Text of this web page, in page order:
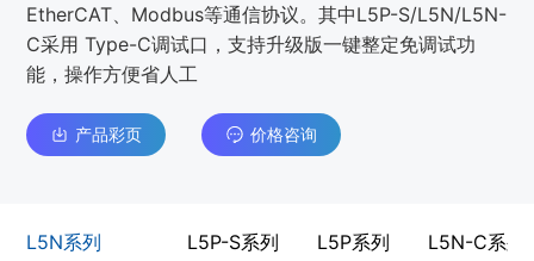
EtherCAT、Modbus等通信协议。其中L5P-S/L5N/L5N-
C采用 Type-C调试口，支持升级版一键整定免调试功
能，操作方便省人工
产品彩页 价格咨询
L5N系列 L5P-S系列 L5P系列 L5N-C系列